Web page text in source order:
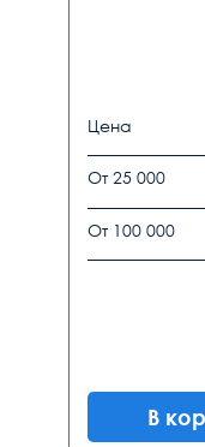
Цена
От 25 000
От 100 000
В